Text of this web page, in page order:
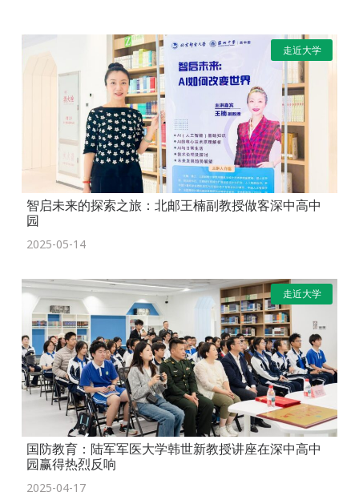
走近大学
智启未来的探索之旅：北邮王楠副教授做客深中高中
园
2025-05-14
走近大学
国防教育：陆军军医大学韩世新教授讲座在深中高中
园赢得热烈反响
2025-04-17